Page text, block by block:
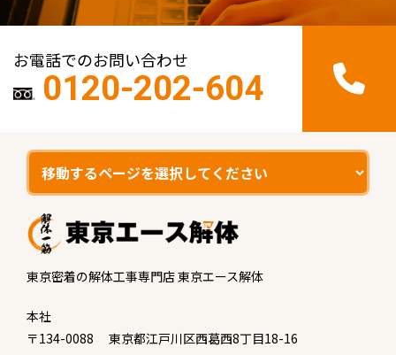
お電話でのお問い合わせ
0120-202-604
東京密着の解体工事専門店 東京エース解体
本社
〒134-0088 東京都江戸川区西葛西8丁目18-16